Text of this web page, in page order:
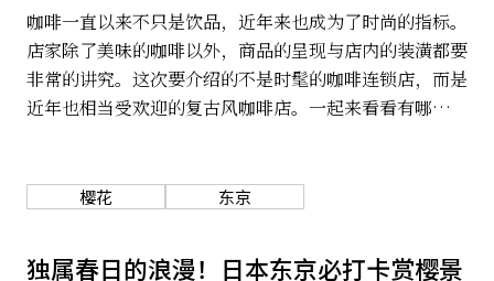
咖啡一直以来不只是饮品，近年来也成为了时尚的指标。
店家除了美味的咖啡以外，商品的呈现与店内的装潢都要
非常的讲究。这次要介绍的不是时髦的咖啡连锁店，而是
近年也相当受欢迎的复古风咖啡店。一起来看看有哪几间
樱花 东京
独属春日的浪漫！日本东京必打卡赏樱景